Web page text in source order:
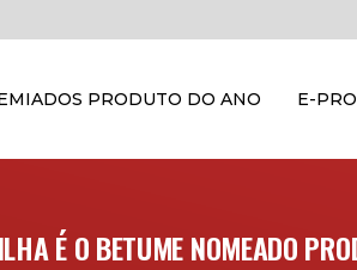
PRODUTO DO ANO E-
É O BETUME NOMEADO